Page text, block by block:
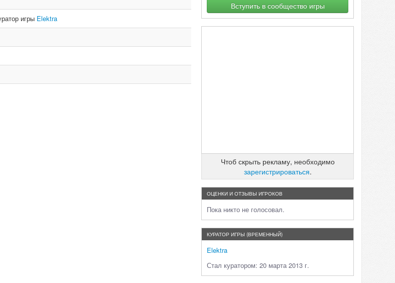
игры Elektra
Вступить в сообщество игры
Чтоб скрыть рекламу, необходимо
зарегистрироваться.
ОЦЕНКИ И ОТЗЫВЫ ИГРОКОВ
Пока никто не голосовал.
КУРАТОР ИГРЫ (ВРЕМЕННЫЙ)
Elektra
Стал куратором: 20 марта 2013 г.